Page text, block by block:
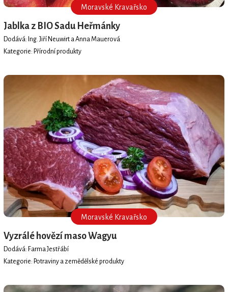
Moravské Kravařsko
Jablka z BIO Sadu Heřmánky
Dodává: Ing. Jiří Neuwirt a Anna Mauerová
Kategorie: Přírodní produkty
Moravské Kravařsko
Vyzrálé hovězí maso Wagyu
Dodává: Farma Jestřábí
Kategorie: Potraviny a zemědělské produkty